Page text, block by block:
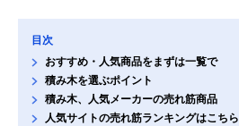
目次
おすすめ・人気商品をまずは一覧で
積み木を選ぶポイント
積み木、人気メーカーの売れ筋商品
人気サイトの売れ筋ランキングはこちら